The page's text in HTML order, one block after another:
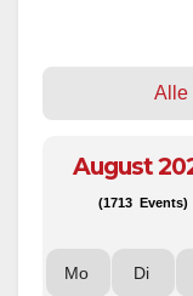
Alle
August
(1713 Events)
Mo Di